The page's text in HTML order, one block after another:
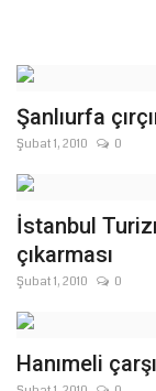
Spor
Tekno Bilim
Ekonomi
Siyaset
Şanlıurfa
Şubat 1, 2010 0
İstanbul
çıkarması
Şubat 1, 2010 0
Hanımeli